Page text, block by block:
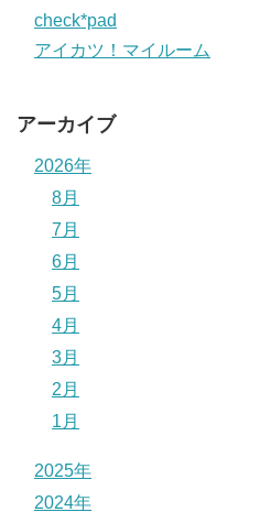
check*pad
アイカツ！マイルーム
アーカイブ
2026年
8月
7月
6月
5月
4月
3月
2月
1月
2025年
2024年